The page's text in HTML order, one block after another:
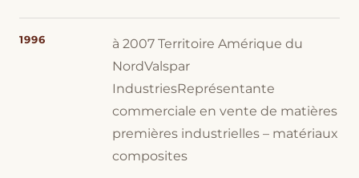
1996
à 2007 Territoire Amérique du
NordValspar
IndustriesReprésentante
commerciale en vente de matières
premières industrielles – matériaux
composites